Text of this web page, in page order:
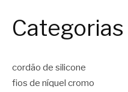
Categorias
cordão de silicone
fios de níquel cromo